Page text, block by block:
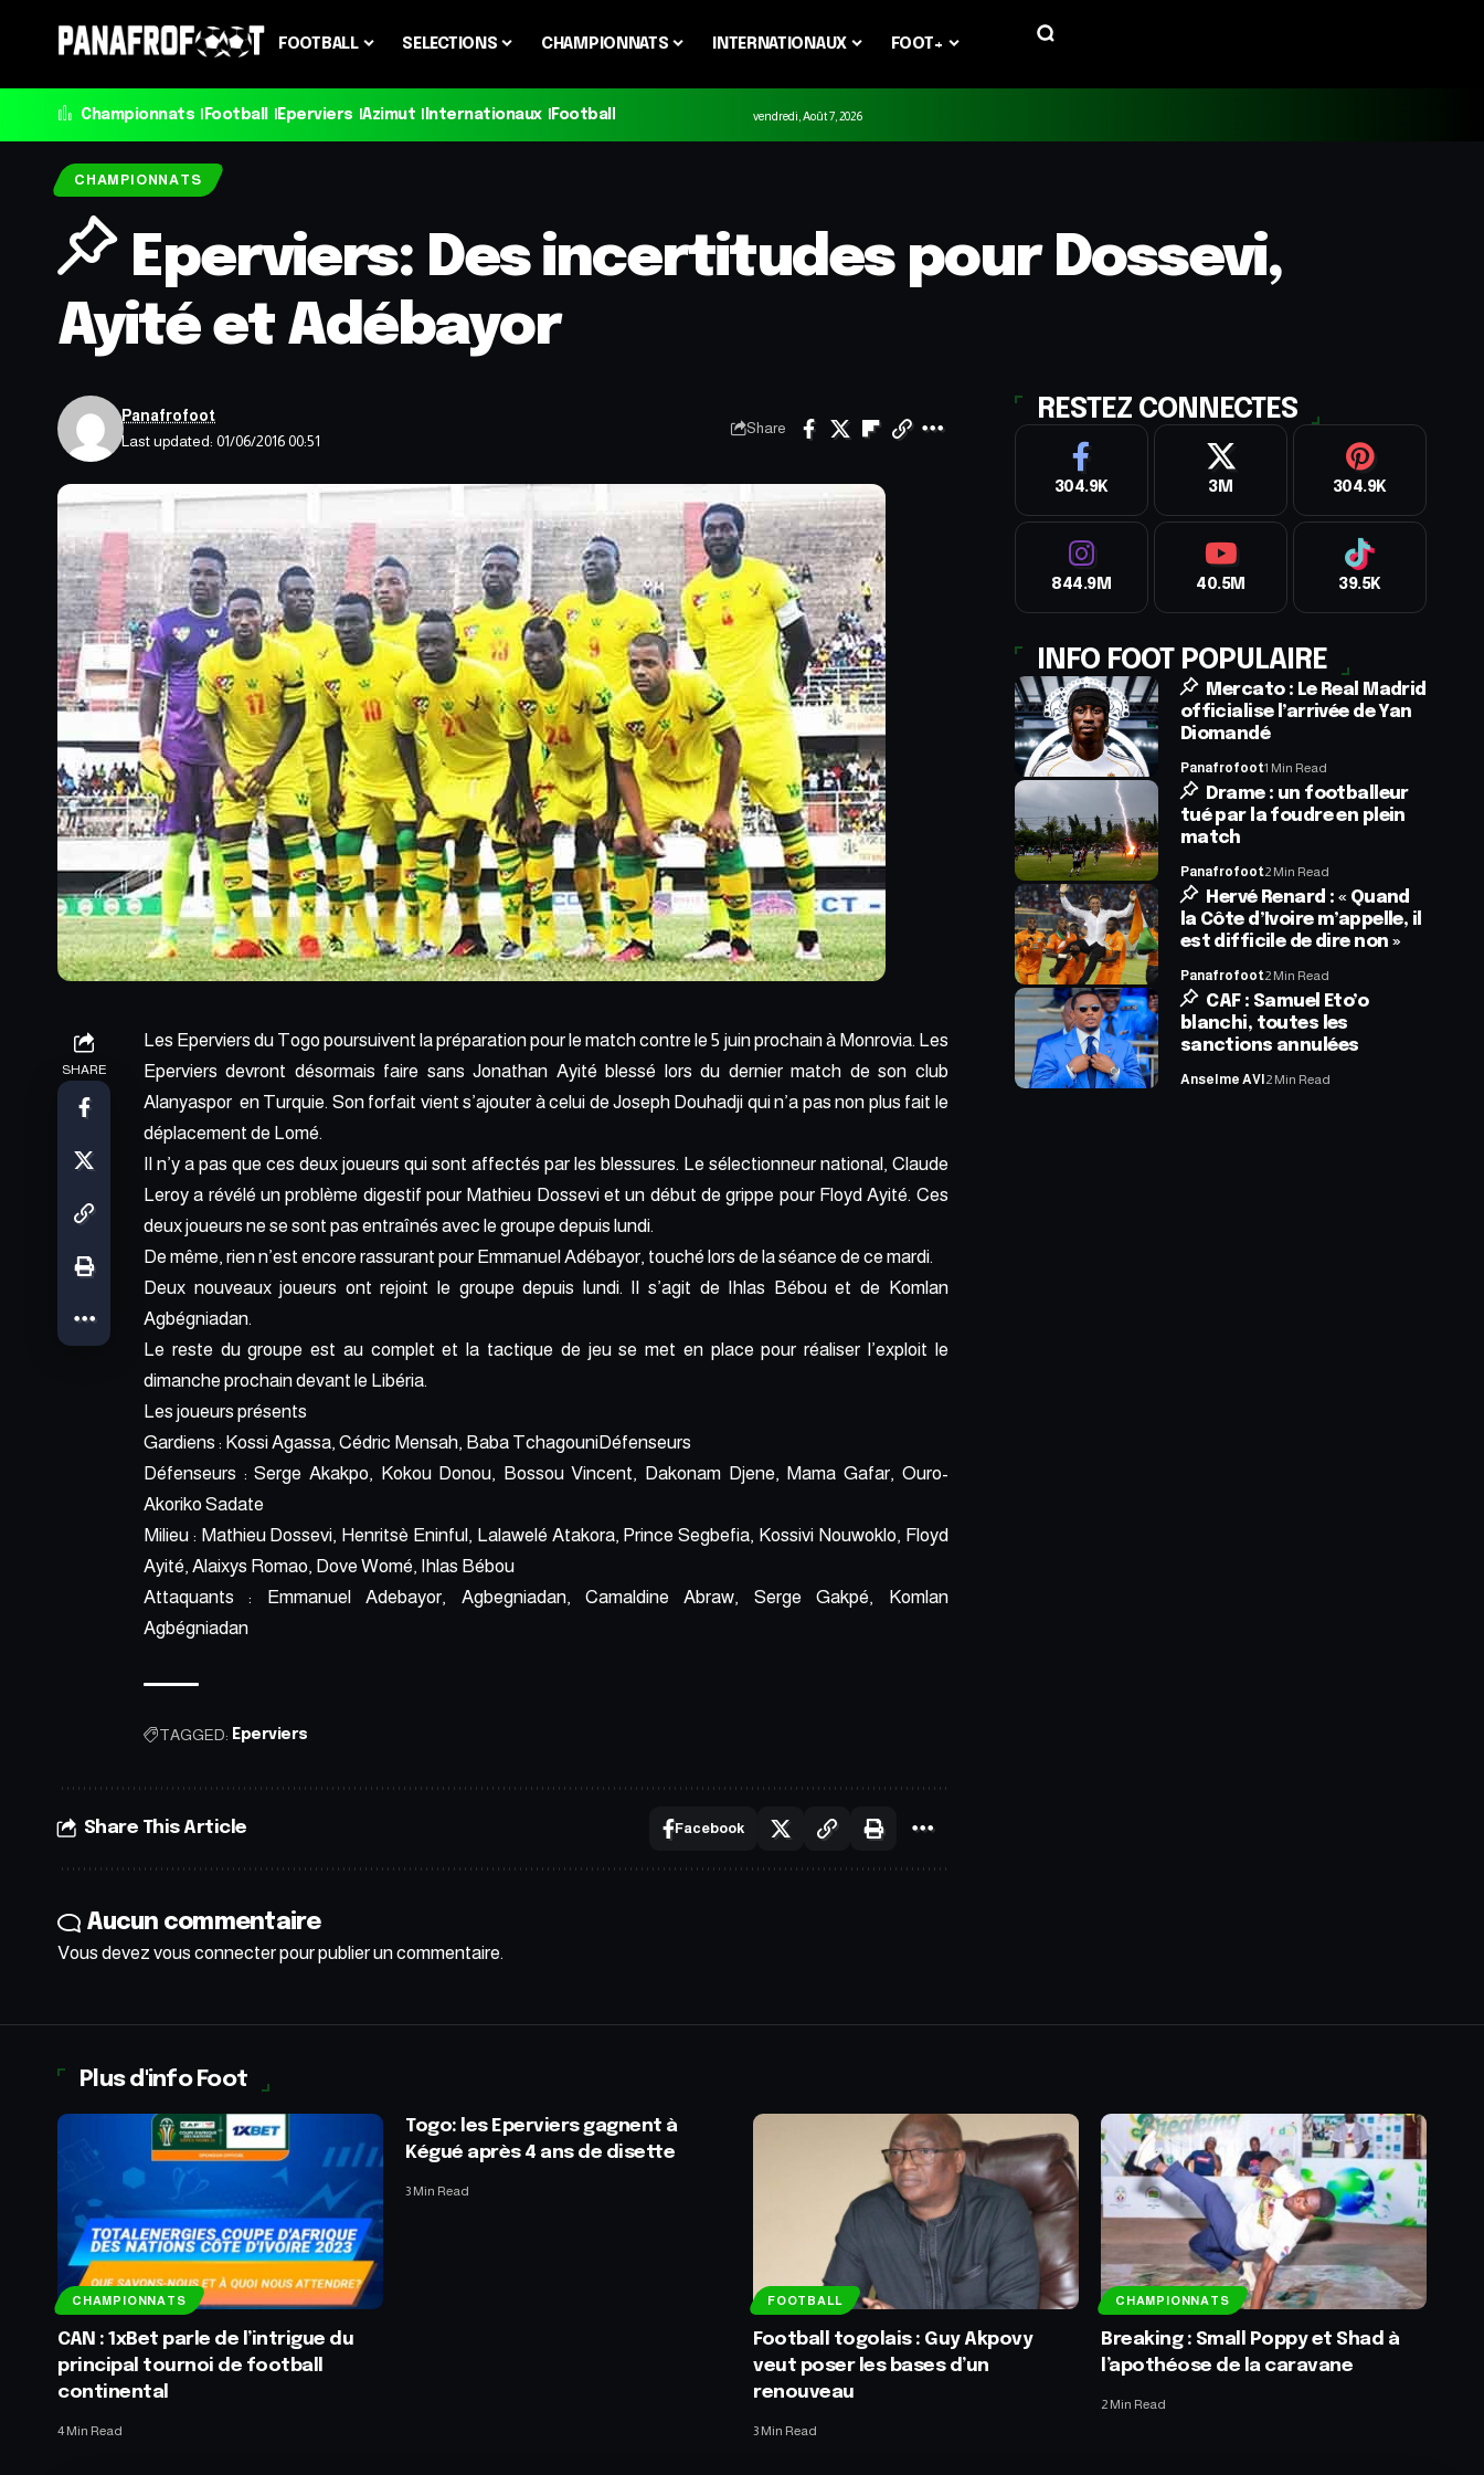
FOOTBALL SELECTIONS CHAMPIONNATS INTERNATIONAUX FOOT+
Championnats Football Eperviers Azimut Internationaux Football vendredi, Août 7, 2026
CHAMPIONNATS
Eperviers: Des incertitudes pour Dossevi,
Ayité et Adébayor
Last updated: 01/06/2016 00:51
Panafrofoot
Share
SHARE
Les Eperviers du Togo poursuivent la préparation pour le match contre le 5 juin prochain à Monrovia. Les
Eperviers devront désormais faire sans Jonathan Ayité blessé lors du dernier match de son club
Alanyaspor en Turquie. Son forfait vient s’ajouter à celui de Joseph Douhadji qui n’a pas non plus fait le
déplacement de Lomé.
Il n’y a pas que ces deux joueurs qui sont affectés par les blessures. Le sélectionneur national, Claude
Leroy a révélé un problème digestif pour Mathieu Dossevi et un début de grippe pour Floyd Ayité. Ces
deux joueurs ne se sont pas entraînés avec le groupe depuis lundi.
De même, rien n’est encore rassurant pour Emmanuel Adébayor, touché lors de la séance de ce mardi.
Deux nouveaux joueurs ont rejoint le groupe depuis lundi. Il s’agit de Ihlas Bébou et de Komlan
Agbégniadan.
Le reste du groupe est au complet et la tactique de jeu se met en place pour réaliser l’exploit le
dimanche prochain devant le Libéria.
Les joueurs présents
Gardiens : Kossi Agassa, Cédric Mensah, Baba TchagouniDéfenseurs
Défenseurs : Serge Akakpo, Kokou Donou, Bossou Vincent, Dakonam Djene, Mama Gafar, Ouro-
Akoriko Sadate
Milieu : Mathieu Dossevi, Henritsè Eninful, Lalawelé Atakora, Prince Segbefia, Kossivi Nouwoklo, Floyd
Ayité, Alaixys Romao, Dove Womé, Ihlas Bébou
Attaquants : Emmanuel Adebayor, Agbegniadan, Camaldine Abraw, Serge Gakpé, Komlan
Agbégniadan
TAGGED: Eperviers
Share This Article Facebook
Aucun commentaire
Vous devez vous connecterpour publier un commentaire.
RESTEZ CONNECTES
304.9K 3M 304.9K
844.9M 40.5M 39.5K
INFO FOOT POPULAIRE
Mercato : Le Real Madrid
officialise l’arrivée de Yan
Diomandé
Panafrofoot1 Min Read
Drame : un footballeur
tué par la foudre en plein
match
Panafrofoot2 Min Read
Hervé Renard : « Quand
la Côte d’Ivoire m’appelle, il
est difficile de dire non »
Panafrofoot2 Min Read
CAF : Samuel Eto’o
blanchi, toutes les
sanctions annulées
Anselme AVI2 Min Read
Plus d'info Foot
CHAMPIONNATS
CAN : 1xBet parle de l’intrigue du
principal tournoi de football
continental
4 Min Read
Togo: les Eperviers gagnent à
Kégué après 4 ans de disette
3 Min Read
FOOTBALL
Football togolais : Guy Akpovy
veut poser les bases d’un
renouveau
3 Min Read
CHAMPIONNATS
Breaking : Small Poppy et Shad à
l’apothéose de la caravane
2 Min Read